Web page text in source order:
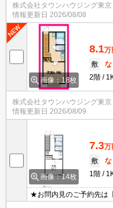
で☆新着情報毎日更新☆
株式会社タウンハウジング東
情報更新日 2026/08/08
画像：18枚
8.1万
敷
な
2階
株式会社タウンハウジング東
情報更新日 2026/08/09
画像：14枚
7.3万
敷
な
1階
★お問内見のご予約先は
★お間違いなく♪